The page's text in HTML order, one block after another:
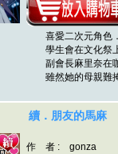
喜愛二次元角色
學生會在文化祭上
副會長麻里奈在咖
雖然她的母親難
續．朋友的馬麻
作 者 : gonza